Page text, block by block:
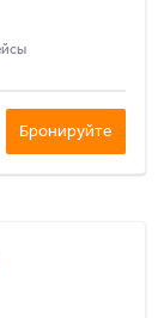
Бронируйте